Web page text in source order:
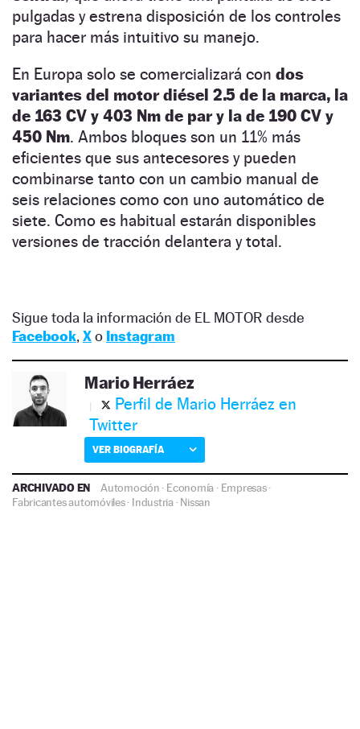
pulgadas y estrena disposición de los controles
para hacer más intuitivo su manejo.
En Europa solo se comercializará con dos
variantes del motor diésel 2.5 de la marca, la
de 163 CV y 403 Nm de par y la de 190 CV y
450 Nm. Ambos bloques son un 11% más
eficientes que sus antecesores y pueden
combinarse tanto con un cambio manual de
seis relaciones como con uno automático de
siete. Como es habitual estarán disponibles
versiones de tracción delantera y total.
Sigue toda la información de EL MOTOR desde
Facebook, Xo Instagram
Mario Herráez
Perfil de Mario Herráez en
Twitter
VER BIOGRAFÍA
ARCHIVADO EN Automoción · Economía · Empresas·
Fabricantes automóviles· Industria·Nissan